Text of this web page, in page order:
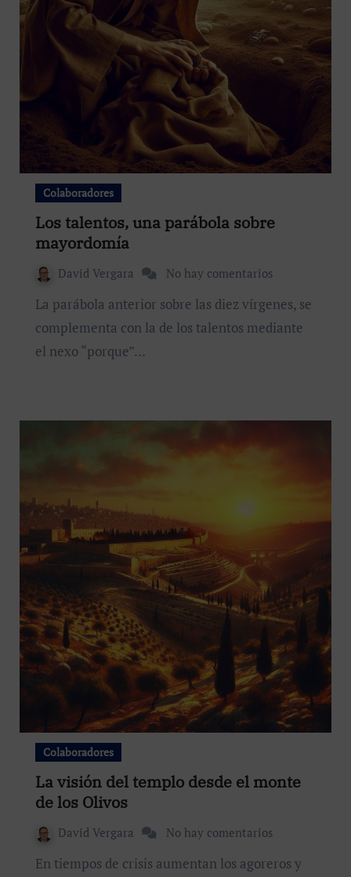
Colaboradores
Los talentos, una parábola sobre
mayordomía
David Vergara No hay comentarios
La parábola anterior sobre las diez vírgenes, se
complementa con la de los talentos mediante
el nexo “porque”…
Colaboradores
La visión del templo desde el monte
de los Olivos
David Vergara No hay comentarios
En tiempos de crisis aumentan los agoreros y